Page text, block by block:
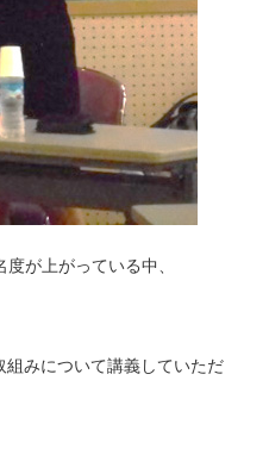
が上がっている中、
みについて講義していただ